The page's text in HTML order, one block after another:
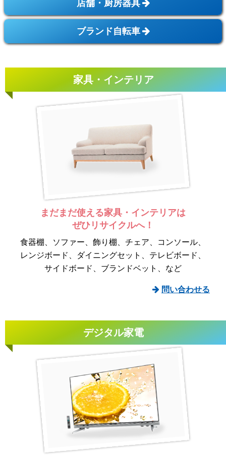
店舗・厨房器具
ブランド自転車
家具・インテリア
まだまだ使える家具・インテリアは
ぜひリサイクルへ！
食器棚 ソファー 飾り棚 チェア
コンソール
レンジボード
ダイニングセット
テレビボード
サイドボード
ブランドベット など
問い合わせる
デジタル家電